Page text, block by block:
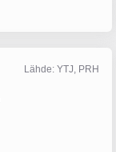
Lähde: YTJ, PRH